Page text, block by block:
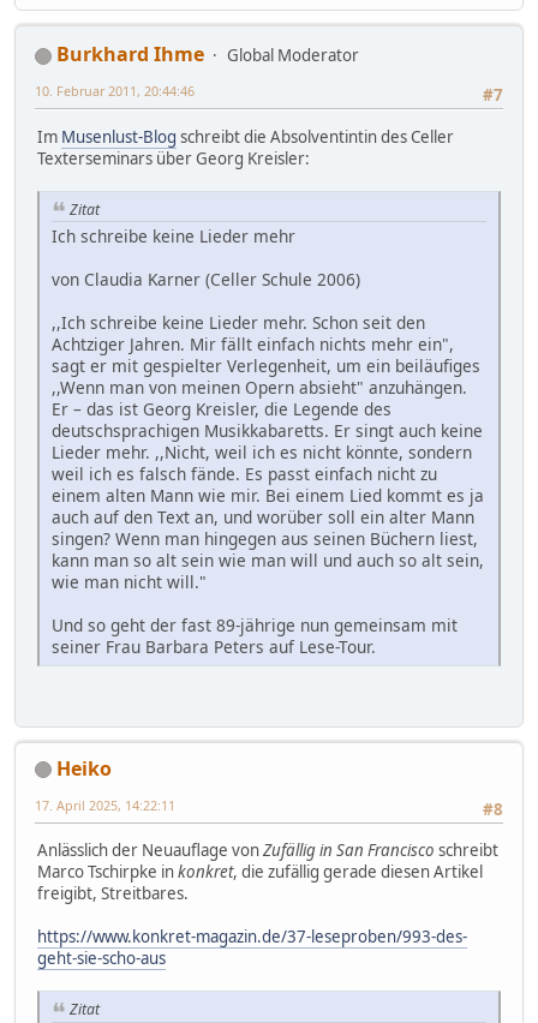
Burkhard Ihme
Global Moderator
#7
10. Februar 2011, 20:44:46
Im Musenlust-Blog schreibt die Absolventintin des Celler
Texterseminars über Georg Kreisler:
Zitat
Ich schreibe keine Lieder mehr
von Claudia Karner (Celler Schule 2006)
,,Ich schreibe keine Lieder mehr. Schon seit den
Achtziger Jahren. Mir fällt einfach nichts mehr ein",
sagt er mit gespielter Verlegenheit, um ein beiläufiges
,,Wenn man von meinen Opern absieht" anzuhängen.
Er – das ist Georg Kreisler, die Legende des
deutschsprachigen Musikkabaretts. Er singt auch keine
Lieder mehr. ,,Nicht, weil ich es nicht könnte, sondern
weil ich es falsch fände. Es passt einfach nicht zu
einem alten Mann wie mir. Bei einem Lied kommt es ja
auch auf den Text an, und worüber soll ein alter Mann
singen? Wenn man hingegen aus seinen Büchern liest,
kann man so alt sein wie man will und auch so alt sein,
wie man nicht will."
Und so geht der fast 89-jährige nun gemeinsam mit
seiner Frau Barbara Peters auf Lese-Tour.
Heiko
#8
17. April 2025, 14:22:11
Anlässlich der Neuauflage vonZufällig in San Francisco schreibt
Marco Tschirpke inkonkret, die zufällig gerade diesen Artikel
freigibt, Streitbares.
https://www.konkret-magazin.de/37-leseproben/993-des-
geht-sie-scho-aus
Zitat